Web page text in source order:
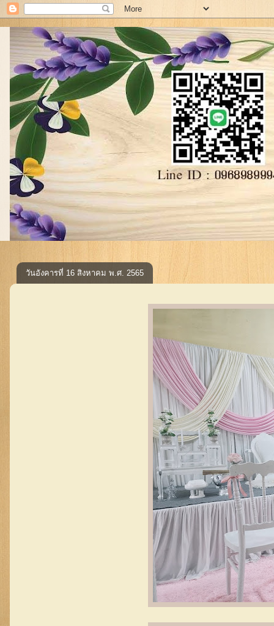
วันอังคารที่ 16 สิงหาคม พ.ศ. 2565